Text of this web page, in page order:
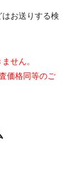
お送りする検
せん。
価格同等のご